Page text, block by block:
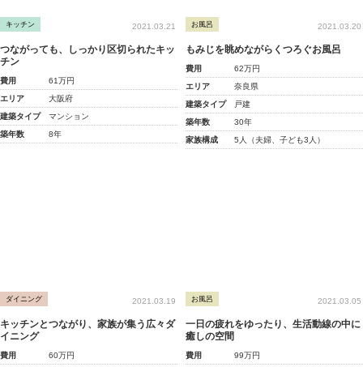
キッチン 2021.03.21
つながっても、しっかり区切られたキッ
チン
費用
61万円
エリア
大阪府
建築タイプ
マンション
築年数
8年
お風呂 2021.03.20
もみじを眺めながらくつろぐお風呂
費用
62万円
エリア
奈良県
建築タイプ
戸建
築年数
30年
家族構成
5人（夫婦、子ども3人）
ダイニング 2021.03.19
キッチンとつながり、家族が集う広々ダ
イニング
費用
60万円
お風呂 2021.03.05
一日の疲れをゆったり、生活動線の中に
癒しの空間
費用
99万円